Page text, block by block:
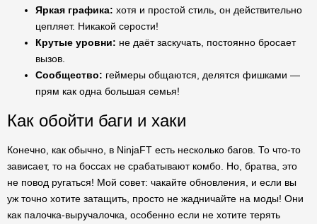
Яркая графика: хотя и простой стиль, он действительно
цепляет. Никакой серости!
Крутые уровни: не даёт заскучать, постоянно бросает
вызов.
Сообщество: геймеры общаются, делятся фишками —
прям как одна большая семья!
Как обойти баги и хаки
Конечно, как обычно, в NinjaFT есть несколько багов. То что-то
зависает, то на боссах не срабатывают комбо. Но, братва, это
не повод ругаться! Мой совет: чакайте обновления, и если вы
уж точно хотите затащить, просто не жадничайте на моды! Они
как палочка-выручалочка, особенно если не хотите терять